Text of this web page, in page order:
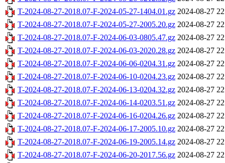
T-2024-08-27-2018.07-F-2024-05-27-1404.01.gz 2024-08-27
T-2024-08-27-2018.07-F-2024-05-27-2005.20.gz 2024-08-27
T-2024-08-27-2018.07-F-2024-06-03-0805.47.gz 2024-08-27
T-2024-08-27-2018.07-F-2024-06-03-2020.28.gz 2024-08-27
T-2024-08-27-2018.07-F-2024-06-06-0204.31.gz 2024-08-27
T-2024-08-27-2018.07-F-2024-06-10-0204.23.gz 2024-08-27
T-2024-08-27-2018.07-F-2024-06-13-0204.32.gz 2024-08-27
T-2024-08-27-2018.07-F-2024-06-14-0203.51.gz 2024-08-27
T-2024-08-27-2018.07-F-2024-06-16-0204.26.gz 2024-08-27
T-2024-08-27-2018.07-F-2024-06-17-2005.10.gz 2024-08-27
T-2024-08-27-2018.07-F-2024-06-19-2005.14.gz 2024-08-27
T-2024-08-27-2018.07-F-2024-06-20-2017.56.gz 2024-08-27